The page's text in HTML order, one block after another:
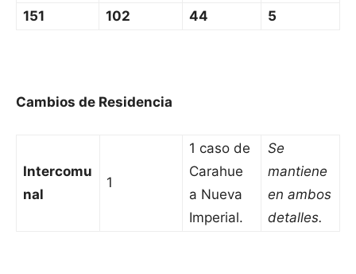
151
102 44 5
Cambios de Residencia
Intercomu
nal
1
1 caso de
Carahue
a Nueva
Imperial.
Se
mantiene
en ambos
detalles.